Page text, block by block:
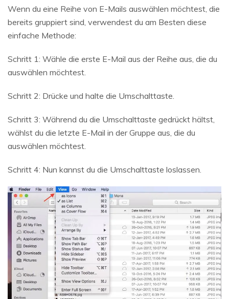
Wenn du eine Reihe von E-Mails auswählen möchtest, die
bereits gruppiert sind, verwendest du am Besten diese
einfache Methode:
Schritt 1: Wähle die erste E-Mail aus der Reihe aus, die du
auswählen möchtest.
Schritt 2: Drücke und halte die Umschalttaste.
Schritt 3: Während du die Umschalttaste gedrückt hältst,
wählst du die letzte E-Mail in der Gruppe aus, die du
auswählen möchtest.
Schritt 4: Nun kannst du die Umschalttaste loslassen.